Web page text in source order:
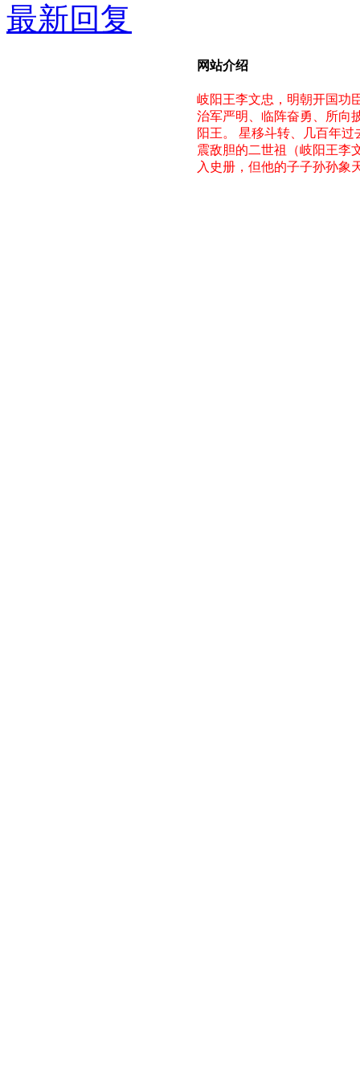
最新回复
网站介绍
岐阳王李文忠，明朝开国功
治军严明、临阵奋勇、所向
阳王。 星移斗转、几百年
震敌胆的二世祖（岐阳王李
入史册，但他的子子孙孙象